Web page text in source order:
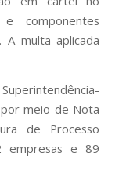
componentes
multa aplicada
meio de Nota
de Processo
empresas e 89